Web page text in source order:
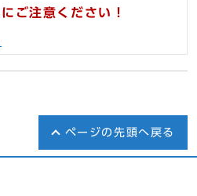
ご注意ください！
ページの先頭へ戻る